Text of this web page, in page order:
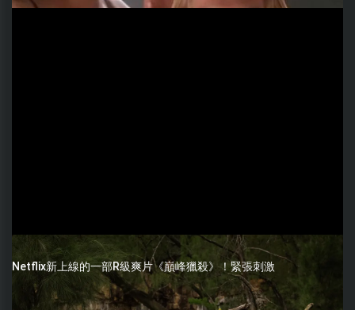
Netflix新上線的一部R級爽片《巔峰獵殺》！緊張刺激